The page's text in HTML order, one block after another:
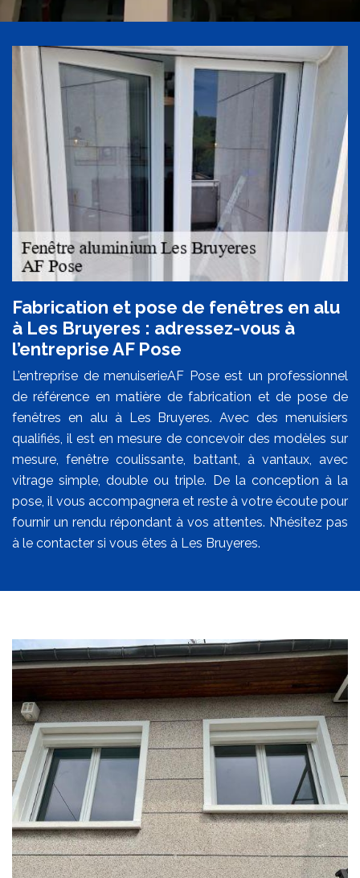
Fabrication et pose de fenêtres en alu
à Les Bruyeres : adressez-vous à
l’entreprise AF Pose
L’entreprise de menuiserieAF Pose est un professionnel
de référence en matière de fabrication et de pose de
fenêtres en alu à Les Bruyeres. Avec des menuisiers
qualifiés, il est en mesure de concevoir des modèles sur
mesure, fenêtre coulissante, battant, à vantaux, avec
vitrage simple, double ou triple. De la conception à la
pose, il vous accompagnera et reste à votre écoute pour
fournir un rendu répondant à vos attentes. N’hésitez pas
à le contacter si vous êtes à Les Bruyeres.